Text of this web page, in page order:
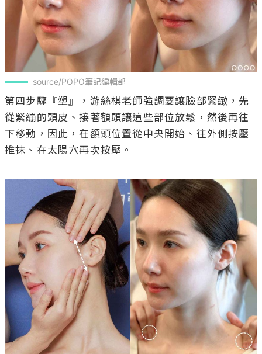
source/POPO筆記編輯部
第四步驟『塑』，游絲棋老師強調要讓臉部緊緻，先
從緊繃的頭皮、接著額頭讓這些部位放鬆，然後再往
下移動，因此，在額頭位置從中央開始、往外側按壓
推抹、在太陽穴再次按壓。